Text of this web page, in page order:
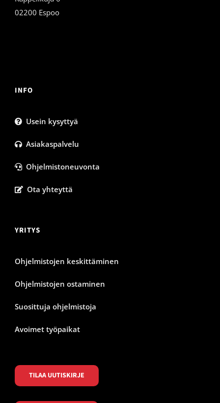
02200 Espoo
INFO
Usein kysyttyä
Asiakaspalvelu
Ohjelmistoneuvonta
Ota yhteyttä
YRITYS
Ohjelmistojen keskittäminen
Ohjelmistojen ostaminen
Suosittuja ohjelmistoja
Avoimet työpaikat
TILAA UUTISKIRJE